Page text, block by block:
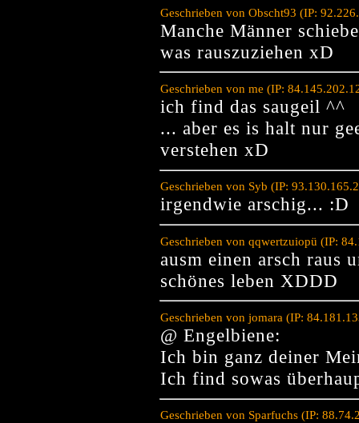
Geschrieben von Obscht93 (IP:
Manche Männer
was rauszuziehen xD
Geschrieben von me (IP:
ich find das saugeil ^^
... aber es is halt nur
verstehen xD
Geschrieben von Syb (IP:
irgendwie arschig... :D
Geschrieben von qqwertzuiopü (IP:
ausm einen arsch raus
schönes leben XDDD
Geschrieben von jomara (IP:
@ Engelbiene:
Ich bin ganz deiner
Ich find sowas
Geschrieben von Sparfuchs (IP: